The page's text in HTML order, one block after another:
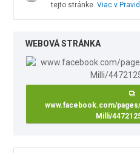
tejto stránke. Viac v
WEBOVÁ STRÁNKA
www.facebook.com/
Milli/